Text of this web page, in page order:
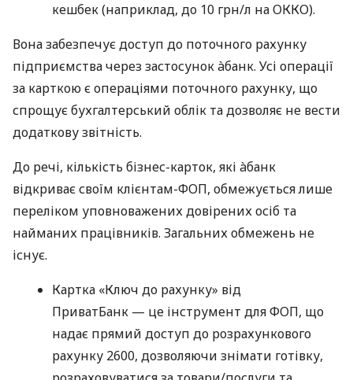
кешбек (наприклад, до 10 грн/л на ОККО).
Вона забезпечує доступ до поточного рахунку
підприємства через застосунок àбанк. Усі операції
за карткою є операціями поточного рахунку, що
спрощує бухгалтерський облік та дозволяє не вести
додаткову звітність.
До речі, кількість бізнес-карток, які àбанк
відкриває своїм клієнтам-ФОП, обмежується лише
переліком уповноважених довірених осіб та
найманих працівників. Загальних обмежень не
існує.
Картка «Ключ до рахунку» від
ПриватБанк — це інструмент для ФОП, що
надає прямий доступ до розрахункового
рахунку 2600, дозволяючи знімати готівку,